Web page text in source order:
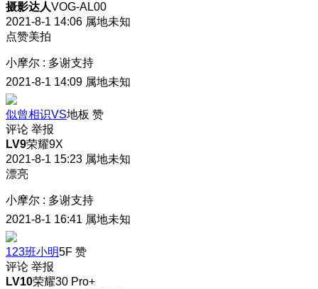
摄影达人VOG-AL00
2021-8-1 14:06 属地未知
点赞美拍
小摩尔 : 多谢支持
2021-8-1 14:09 属地未知
似曾相识VS地板 赞
评论 举报
LV9荣耀9X
2021-8-1 15:23 属地未知
漂亮
小摩尔 : 多谢支持
2021-8-1 16:41 属地未知
123班小明5F 赞
评论 举报
LV10荣耀30 Pro+